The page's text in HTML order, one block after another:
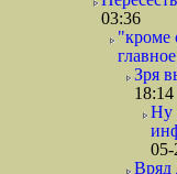
03:36
"кроме
Зря
18:14
Ну
05-
Вряд